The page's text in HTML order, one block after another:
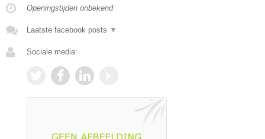
Openingstijden onbekend
Laatste facebook posts ▼
Sociale media: